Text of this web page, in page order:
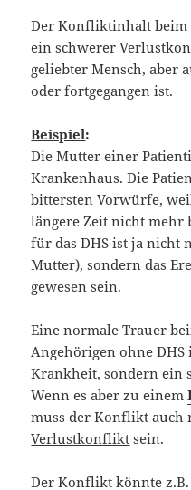
Der Konfliktinhalt beim
ein schwerer
geliebter Mensch, aber
oder fortgegangen ist.
Beispiel:
Die Mutter einer
Krankenhaus. Die
bittersten Vorwürfe,
längere Zeit nicht mehr
für das DHS ist ja nicht
Mutter), sondern das
gewesen sein.
Eine normale Trauer
Angehörigen ohne
Krankheit, sondern ein
Wenn es aber zu einem
muss der Konflikt auch
Verlustkonflikt sein.
Der Konflikt könnte